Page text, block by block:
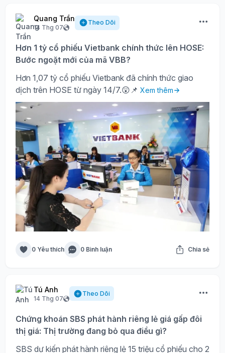
Quang Trần
14 Thg 07
Theo Dõi
Hơn 1 tỷ cổ phiếu Vietbank chính thức lên HOSE:
Bước ngoặt mới của mã VBB?
Hơn 1,07 tỷ cổ phiếu Vietbank đã chính thức giao
dịch trên HOSE từ ngày 14/7.😲📌 Xem thêm
0 Yêu thích 0 Bình luận Chia sẻ
Tú Anh
14 Thg 07
Theo Dõi
Chứng khoán SBS phát hành riêng lẻ giá gấp đôi
thị giá: Thị trường đang bỏ qua điều gì?
SBS dự kiến phát hành riêng lẻ 15 triệu cổ phiếu cho 2